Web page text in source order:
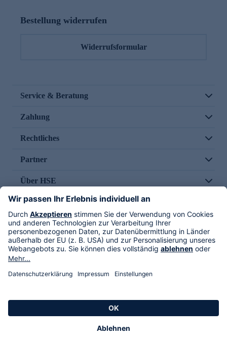
Bestellung widerrufen
Widerrufsformular
Service & Beratung
Zahlung
Rechtliches
Partner
Über HSE
Im TV
HSE International